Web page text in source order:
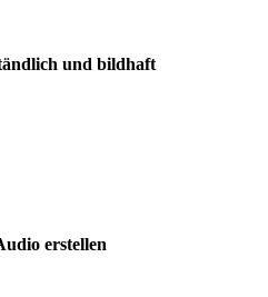
und bildhaft
erstellen